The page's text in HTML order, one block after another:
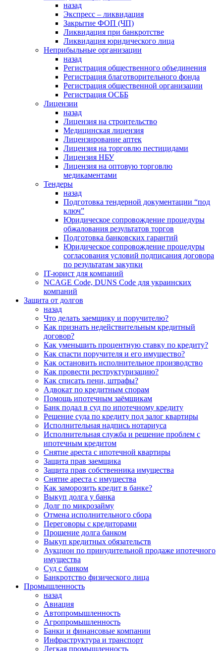
назад
Экспресс – ликвидация
Закрытие ФОП (ЧП)
Ликвидация при банкротстве
Ликвидация юридического лица
Неприбыльные организации
назад
Регистрация общественного объединения
Регистрация благотворительного фонда
Регистрация общественной организации
Регистрация ОСББ
Лицензии
назад
Лицензия на строительство
Медицинская лицензия
Лицензирование аптек
Лицензия на торговлю пестицидами
Лицензия НБУ
Лицензия на оптовую торговлю
медикаментами
Тендеры
назад
Подготовка тендерной документации “под
ключ”
Юридическое сопровождение процедуры
обжалования результатов торгов
Подготовка банковских гарантий
Юридическое сопровождение процедуры
согласования условий подписания договора
по результатам закупки
IT-юрист для компаний
NCAGE Code, DUNS Code для украинских
компаний
Защита от долгов
назад
Что делать заемщику и поручителю?
Как признать недействительным кредитный
договор?
Как уменьшить процентную ставку по кредиту?
Как спасти поручителя и его имущество?
Как остановить исполнительное производство
Как провести реструктуризацию?
Как списать пени, штрафы?
Адвокат по кредитным спорам
Помощь ипотечным заёмщикам
Банк подал в суд по ипотечному кредиту
Решение суда по кредиту под залог квартиры
Исполнительная надпись нотариуса
Исполнительная служба и решение проблем с
ипотечным кредитом
Снятие ареста с ипотечной квартиры
Защита прав заемщика
Защита прав собственника имущества
Снятие ареста с имущества
Как заморозить кредит в банке?
Выкуп долга у банка
Долг по микрозайму
Отмена исполнительного сбора
Переговоры с кредиторами
Прощение долга банком
Выкуп кредитных обязательств
Аукцион по принудительной продаже ипотечного
имущества
Суд с банком
Банкротство физического лица
Промышленность
назад
Авиация
Автопромышленность
Агропромышленность
Банки и финансовые компании
Инфраструктура и транспорт
Легкая промышленность